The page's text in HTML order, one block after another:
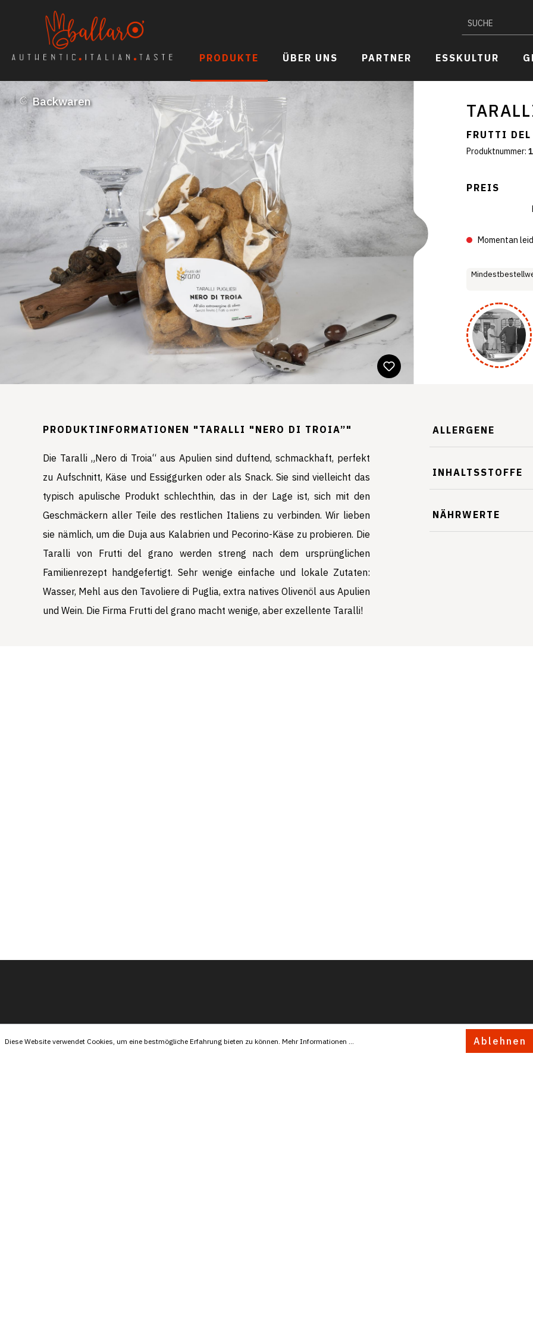
PRODUKTE ÜBER UNS PARTNER ESSKULTUR
Sughi, Pesti & Tomaten Fisch & Meeresfrüchtespezialitäten
Olivenöl & Essig Wurstspezialitäten
Pasta, Reis & Mehl Backwaren
Backwaren
FRUTTI DEL
Produktnummer:
PREIS
Momentan
PRODUKTINFORMATIONEN "TARALLI "NERO DI TROIA”"
Die Taralli „Nero di Troia“ aus Apulien sind duftend, schmackhaft, perfekt
zu Aufschnitt, Käse und Essiggurken oder als Snack. Sie sind vielleicht das
typisch apulische Produkt schlechthin, das in der Lage ist, sich mit den
Geschmäckern aller Teile des restlichen Italiens zu verbinden. Wir lieben
sie nämlich, um die Duja aus Kalabrien und Pecorino-Käse zu probieren. Die
Taralli von Frutti del grano werden streng nach dem ursprünglichen
Familienrezept handgefertigt. Sehr wenige einfache und lokale Zutaten:
Wasser, Mehl aus den Tavoliere di Puglia, extra natives Olivenöl aus Apulien
und Wein. Die Firma Frutti del grano macht wenige, aber exzellente Taralli!
ALLERGENE
INHALTSSTOFFE
NÄHRWERTE
INFORMATIONEN
Diese Website verwendet Cookies, um eine bestmögliche Erfahrung bieten zu können. Mehr Informationen ... Ablehnen